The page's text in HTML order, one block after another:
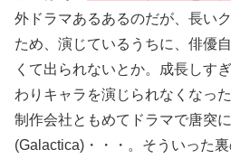
外ドラマあるあるのだが、長い
ため、演じているうちに、俳優
くて出られないとか。成長しす
わりキャラを演じられなくなっ
制作会社ともめてドラマで唐突
(Galactica) ・・・。そういった